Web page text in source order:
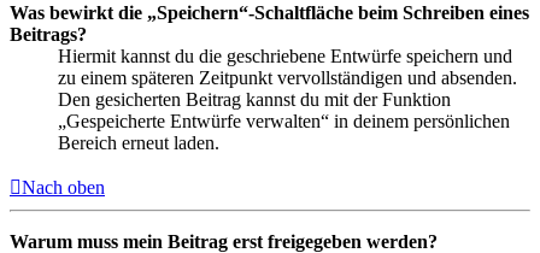
Was bewirkt die „Speichern“-Schaltfläche beim Schreiben eines
Beitrags?
Hiermit kannst du die geschriebene Entwürfe speichern und
zu einem späteren Zeitpunkt vervollständigen und absenden.
Den gesicherten Beitrag kannst du mit der Funktion
„Gespeicherte Entwürfe verwalten“ in deinem persönlichen
Bereich erneut laden.
Nach oben
Warum muss mein Beitrag erst freigegeben werden?